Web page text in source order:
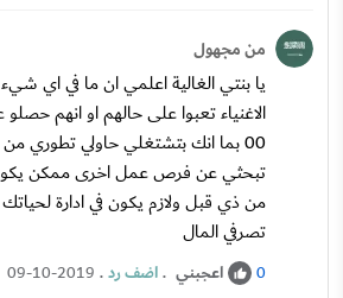
من مجهول
يا بنتي الغالية اعلمي ان ما في اي
الاغنياء تعبوا على حالهم او انهم
00 بما انك بتشتغلي حاولي تطوري
تبحثي عن فرص عمل اخرى ممكن
من ذي قبل ولازم يكون في ادارة
تصرفي المال
0 اعجبني .اضف رد.
09-10-2019